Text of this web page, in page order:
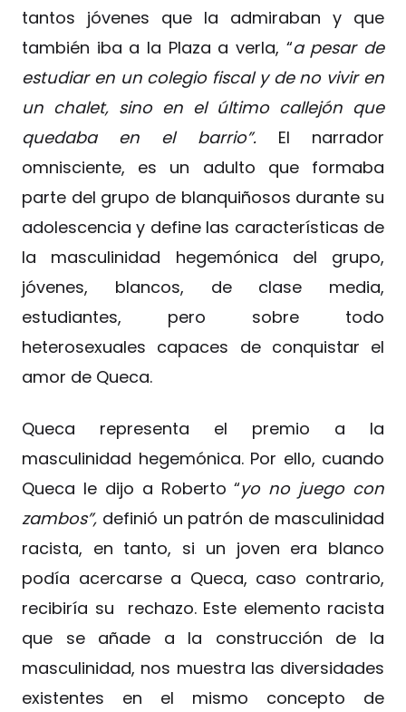
tantos jóvenes que la admiraban y que
también iba a la Plaza a verla, “a pesar de
estudiar en un colegio fiscal y de no vivir en
un chalet, sino en el último callejón que
quedaba en el barrio”. El narrador
omnisciente, es un adulto que formaba
parte del grupo de blanquiñosos durante su
adolescencia y define las características de
la masculinidad hegemónica del grupo,
jóvenes, blancos, de clase media,
estudiantes, pero sobre todo
heterosexuales capaces de conquistar el
amor de Queca.
Queca representa el premio a la
masculinidad hegemónica. Por ello, cuando
Queca le dijo a Roberto “yo no juego con
zambos”, definió un patrón de masculinidad
racista, en tanto, si un joven era blanco
podía acercarse a Queca, caso contrario,
recibiría su rechazo. Este elemento racista
que se añade a la construcción de la
masculinidad, nos muestra las diversidades
existentes en el mismo concepto de